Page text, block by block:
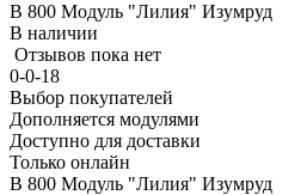
В 800 Модуль "Лилия" Изумруд
В наличии
Отзывов пока нет
0-0-18
Выбор покупателей
Дополняется модулями
Доступно для доставки
Только онлайн
В 800 Модуль "Лилия" Изумруд